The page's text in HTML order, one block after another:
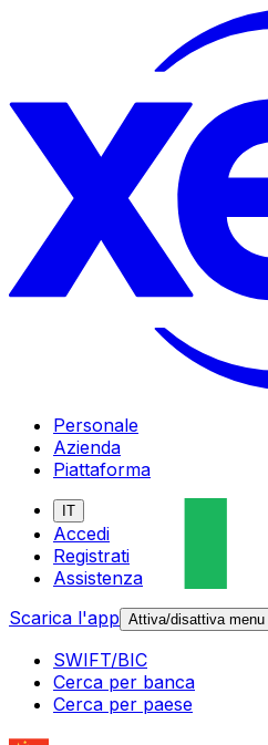
Personale
Azienda
Piattaforma
IT
Accedi
Registrati
Assistenza
Scarica l'app Attiva/disattiva menu
SWIFT/BIC
Cerca per banca
Cerca per paese